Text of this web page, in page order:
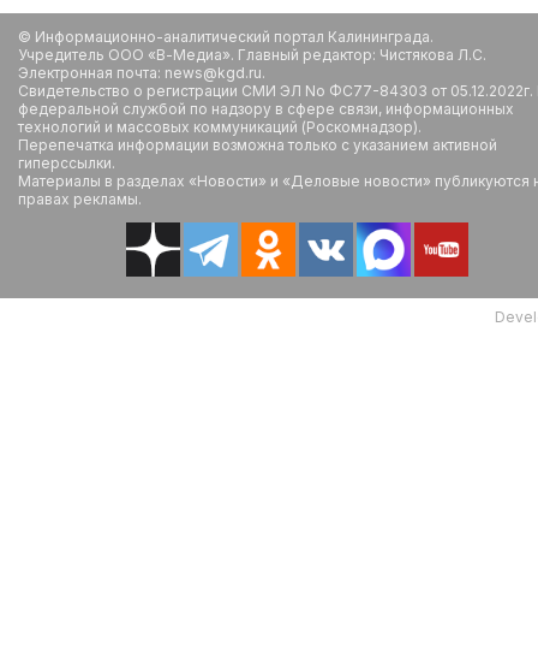
© Информационно-аналитический портал Калининграда.
Учредитель ООО «В-Медиа». Главный редактор: Чистякова Л.С.
Электронная почта: news@kgd.ru.
Свидетельство о регистрации СМИ ЭЛ No ФС77-84303 от
федеральной службой по надзору в сфере связи, информационных
технологий и массовых коммуникаций (Роскомнадзор).
Перепечатка информации возможна только с указанием активной
гиперссылки.
Материалы в разделах «Новости» и «Деловые новости» публикуются
правах рекламы.